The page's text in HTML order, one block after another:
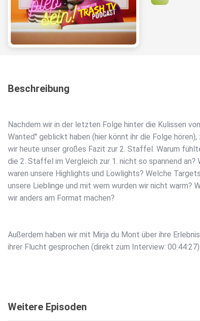
Beschreibung
Nachdem wir in der letzten Folge hinter die Kulissen
Wanted" geblickt haben (hier könnt ihr die Folge hören),
wir heute unser großes Fazit zur 2. Staffel. Warum
die 2. Staffel im Vergleich zur 1. nicht so spannend an?
waren unsere Highlights und Lowlights? Welche
unsere Lieblinge und mit wem wurden wir nicht warm?
wir anders am Format machen?
Außerdem haben wir mit Mirja du Mont über ihre
ihrer Flucht gesprochen (direkt zum Interview: 00:44:27).
Weitere Episoden